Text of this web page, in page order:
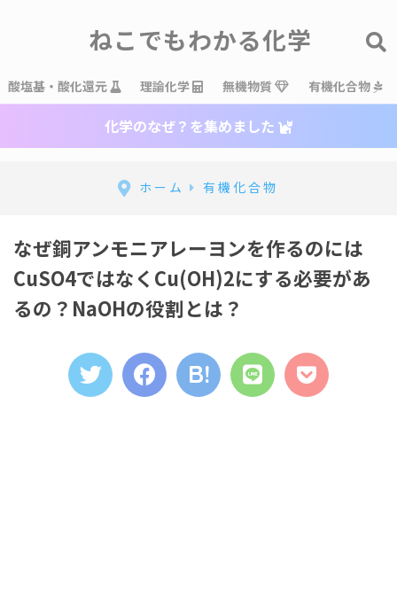
ねこでもわかる化学
酸塩基・酸化還元 理論化学 無機物質 有機化合物
化学のなぜ？を集めました
ホーム 有機化合物
なぜ銅アンモニアレーヨンを作るのには
CuSO4ではなくCu(OH)2にする必要があ
るの？NaOHの役割とは？